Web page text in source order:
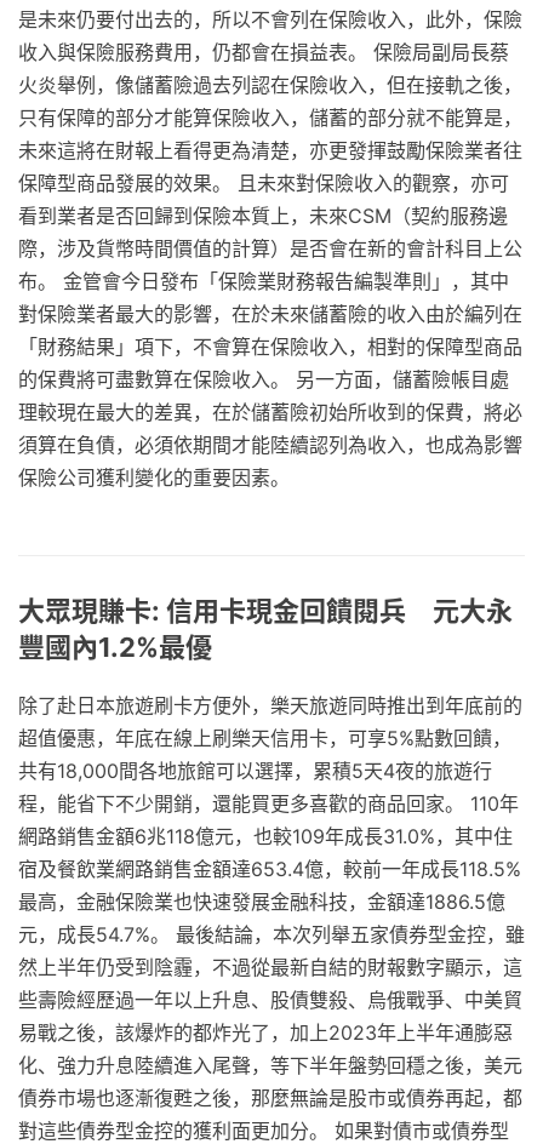
是未來仍要付出去的，所以不會列在保險收入，此外，保險
收入與保險服務費用，仍都會在損益表。 保險局副局長蔡
火炎舉例，像儲蓄險過去列認在保險收入，但在接軌之後，
只有保障的部分才能算保險收入，儲蓄的部分就不能算是，
未來這將在財報上看得更為清楚，亦更發揮鼓勵保險業者往
保障型商品發展的效果。 且未來對保險收入的觀察，亦可
看到業者是否回歸到保險本質上，未來CSM（契約服務邊
際，涉及貨幣時間價值的計算）是否會在新的會計科目上公
布。 金管會今日發布「保險業財務報告編製準則」，其中
對保險業者最大的影響，在於未來儲蓄險的收入由於編列在
「財務結果」項下，不會算在保險收入，相對的保障型商品
的保費將可盡數算在保險收入。 另一方面，儲蓄險帳目處
理較現在最大的差異，在於儲蓄險初始所收到的保費，將必
須算在負債，必須依期間才能陸續認列為收入，也成為影響
保險公司獲利變化的重要因素。
大眾現賺卡: 信用卡現金回饋閱兵 元大永
豐國內1.2%最優
除了赴日本旅遊刷卡方便外，樂天旅遊同時推出到年底前的
超值優惠，年底在線上刷樂天信用卡，可享5%點數回饋，
共有18,000間各地旅館可以選擇，累積5天4夜的旅遊行
程，能省下不少開銷，還能買更多喜歡的商品回家。 110年
網路銷售金額6兆118億元，也較109年成長31.0%，其中住
宿及餐飲業網路銷售金額達653.4億，較前一年成長118.5%
最高，金融保險業也快速發展金融科技，金額達1886.5億
元，成長54.7%。 最後結論，本次列舉五家債券型金控，雖
然上半年仍受到陰霾，不過從最新自結的財報數字顯示，這
些壽險經歷過一年以上升息、股債雙殺、烏俄戰爭、中美貿
易戰之後，該爆炸的都炸光了，加上2023年上半年通膨惡
化、強力升息陸續進入尾聲，等下半年盤勢回穩之後，美元
債券市場也逐漸復甦之後，那麼無論是股市或債券再起，都
對這些債券型金控的獲利面更加分。 如果對債市或債券型